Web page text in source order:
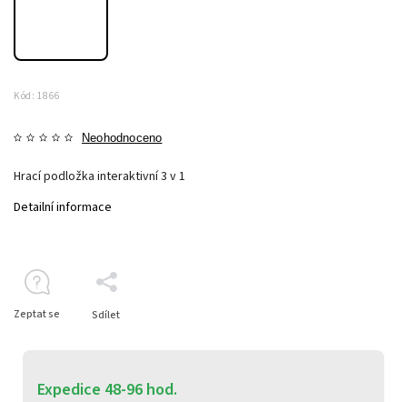
Kód: 1866
Neohodnoceno
Expedice 48-96 hod.
Hrací podložka interaktivní 3 v 1
Detailní informace
Zeptat se Sdílet